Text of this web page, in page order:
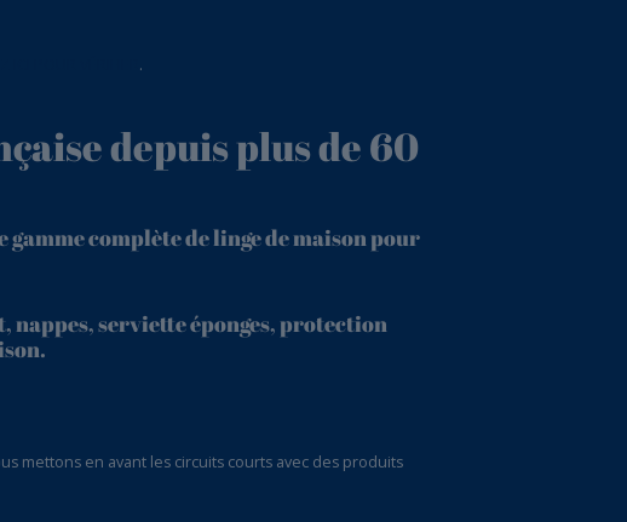
.
depuis plus de 60
gamme complète de linge de maison pour
nappes, serviette éponges, protection
mettons en avant les circuits courts avec des produits